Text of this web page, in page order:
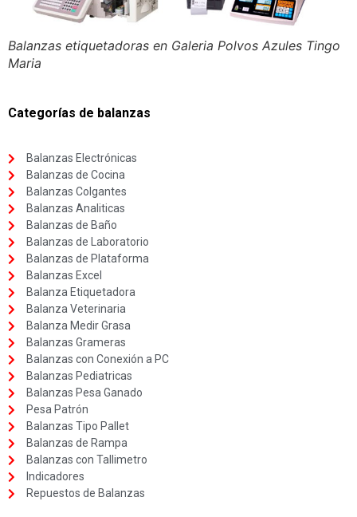
Balanzas etiquetadoras en Galeria Polvos Azules Tingo
Maria
Categorías de balanzas
Balanzas Electrónicas
Balanzas de Cocina
Balanzas Colgantes
Balanzas Analiticas
Balanzas de Baño
Balanzas de Laboratorio
Balanzas de Plataforma
Balanzas Excel
Balanza Etiquetadora
Balanza Veterinaria
Balanza Medir Grasa
Balanzas Grameras
Balanzas con Conexión a PC
Balanzas Pediatricas
Balanzas Pesa Ganado
Pesa Patrón
Balanzas Tipo Pallet
Balanzas de Rampa
Balanzas con Tallimetro
Indicadores
Repuestos de Balanzas